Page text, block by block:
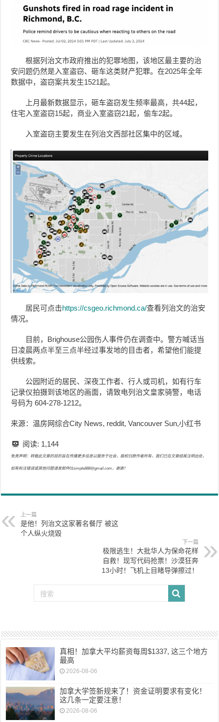
根据列治文市政府推出的犯罪地图，该地区最主要的治
安问题仍然是入室盗窃、砸车这类财产犯罪。在2025年全年
数据中，盗窃案共发生1521起。
上月最新数据显示，砸车盗窃发生频率最高，共44起，
住宅入室盗窃15起，商业入室盗窃21起，偷车2起。
入室盗窃主要发生在列治文西部社区集中的区域。
居民可点击https://csgeo.richmond.ca/查看列治文的治安
情况。
目前，Brighouse公园伤人事件仍在调查中。警方喊话当
日凌晨两点半至三点半经过事发地的目击者，希望他们能提
供线索。
公园附近的居民、深夜工作者、行人或司机，如有行车
记录仪拍摄到该地区的画面，请致电列治文皇家骑警，电话
号码为 604‑278‑1212。
来源：温房网综合City News, reddit, Vancouver Sun,小红书
阅读: 1,144
免责声明：转载此文章的目的旨在传播更多信息以服务于社会，版权归原作者所有，我们已在文章结尾注明出处，
如有标注错误或其他问题请发邮件01simple888@gmail.com，谢谢！
上一篇
是他！列治文这家著名餐厅 被这
个人纵火烧毀
下一篇
极限逃生！大批华人为保命花样
自救！现写代码抢票！沙漠狂奔
13小时！飞机上目睹导弹擦过！
真相！加拿大平均薪资每周$1337, 这三个地方
最高
2026-08-06
加拿大学签新规来了！资金证明要求有变化！
这几条一定要注意！
2026-08-06